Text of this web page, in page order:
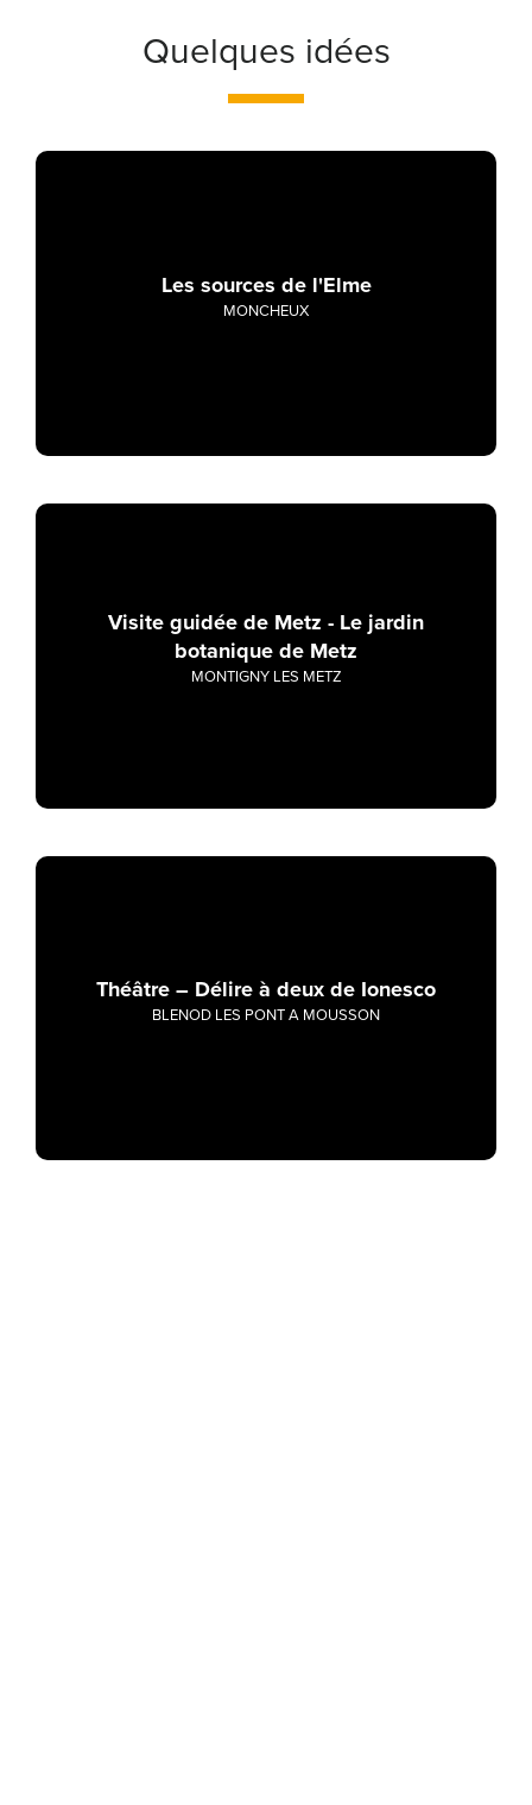
Quelques idées
Les sources de l'Elme
MONCHEUX
Visite guidée de Metz - Le jardin
botanique de Metz
MONTIGNY LES METZ
Théâtre – Délire à deux de Ionesco
BLENOD LES PONT A MOUSSON